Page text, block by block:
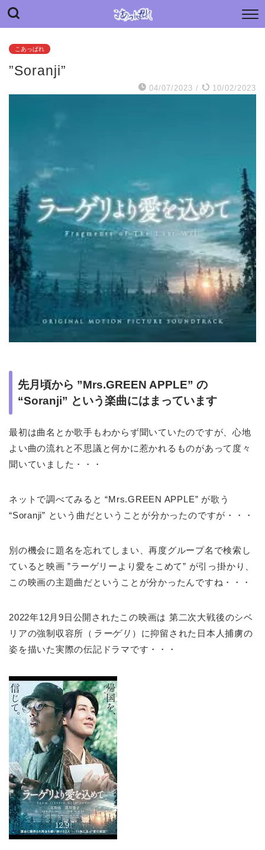
“こあっぱれ” blog
こあっぱれ
”Soranji”
04/07/2023 / 10/02/2023
先月頃から ”Mrs.GREEN APPLE” の
“Soranji” という楽曲にはまっています
最初は曲名とか歌手もわからず聞いていたのですが、心地
よい曲の流れと不思議と何かに惹かれるものがあって度々
聞いていました・・・
ネットで調べてみると “Mrs.GREEN APPLE” が歌う
“Soranji” という曲だということが分かったのですが・・・
別の機会に題名を忘れてしまい、再度グループ名で検索し
ていると映画 ”ラーゲリーより愛をこめて” が引っ掛かり、
この映画の主題曲だということが分かったんですね・・・
2022年12月9日公開されたこの映画は 第二次大戦後のシベ
リアの強制収容所（ ラーゲリ ）に抑留された日本人捕虜の
姿を描いた実際の伝記ドラマです・・・